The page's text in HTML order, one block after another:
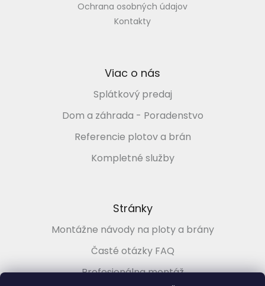
Ochrana osobných údajov
Kontakty
Viac o nás
Splátkový predaj
Dom a záhrada - Poradenstvo
Referencie plotov a brán
Kompletné služby
Stránky
Montážne návody na ploty a brány
Časté otázky FAQ
Profesionálna montáž